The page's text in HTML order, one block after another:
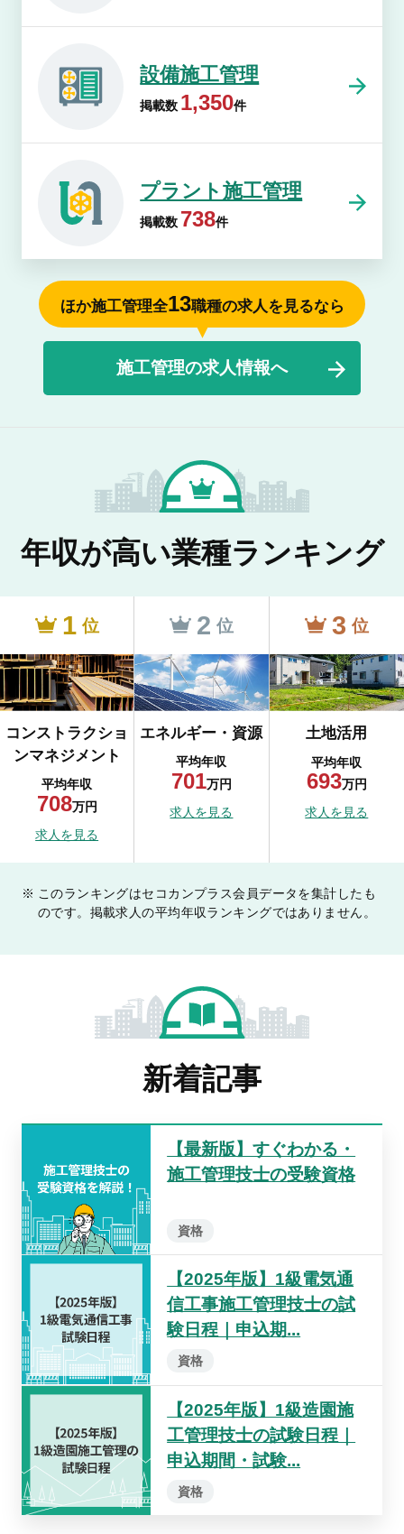
設備施工管理
掲載数 1,350件
プラント施工管理
掲載数 738件
ほか施工管理全13職種の求人を見るなら
施工管理の求人情報へ
年収が高い業種ランキング
1 位
コンストラクショ
ンマネジメント
平均年収
708万円
求人を見る
2 位
エネルギー・資源
平均年収
701万円
求人を見る
3 位
土地活用
平均年収
693万円
求人を見る
このランキングはセコカンプラス会員データを集計したも
のです。掲載求人の平均年収ランキングではありません。
新着記事
【最新版】すぐわかる・
施工管理技士の受験資格
資格
【2025年版】1級電気通
信工事施工管理技士の試
験日程｜申込期...
資格
【2025年版】1級造園施
工管理技士の試験日程｜
申込期間・試験...
資格